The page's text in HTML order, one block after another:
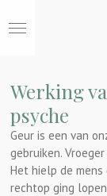
direct
hoofdinhoud
Werking
psyche
Geur is een van
gebruiken.
Het hielp de mens
rechtop ging